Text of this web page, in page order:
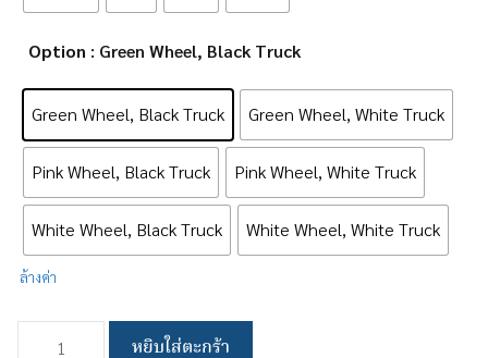
Option : Green Wheel, Black Truck
Green Wheel, Black Truck Green Wheel, White Truck
Pink Wheel, Black Truck Pink Wheel, White Truck
White Wheel, Black Truck White Wheel, White Truck
ล้างค่า
หยิบใส่ตะกร้า